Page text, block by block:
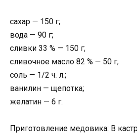
сахар — 150 г;
вода — 90 г;
сливки 33 % — 150 г;
сливочное масло 82 % — 50 г;
соль — 1/2 ч. л.;
ванилин — щепотка;
желатин — 6 г.
Приготовление медовика: В